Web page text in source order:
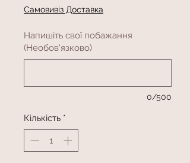
Самовивіз Доставка
Напишіть свої побажання
(Необов'язково)
0/500
Кількість *